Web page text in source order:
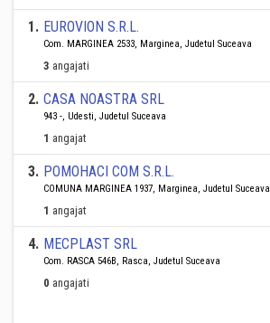
1. EUROVION S.R.L.
Com. MARGINEA 2533, Marginea, Judetul Suceava
3 angajati
2. CASA NOASTRA SRL
943 -, Udesti, Judetul Suceava
1 angajat
3. POMOHACI COM S.R.L.
COMUNA MARGINEA 1937, Marginea, Judetul Suceava
1 angajat
4. MECPLAST SRL
Com. RASCA 546B, Rasca, Judetul Suceava
0 angajati